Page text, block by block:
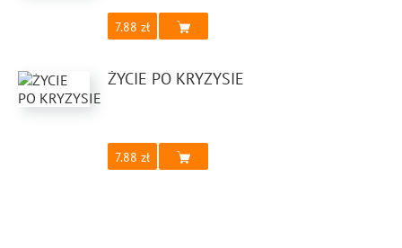
7.88
ŻYCIE PO KRYZYSIE
7.88